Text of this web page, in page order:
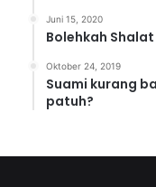
Juni 15, 2020
Bolehkah
Oktober 24, 2019
Suami kurang
patuh?